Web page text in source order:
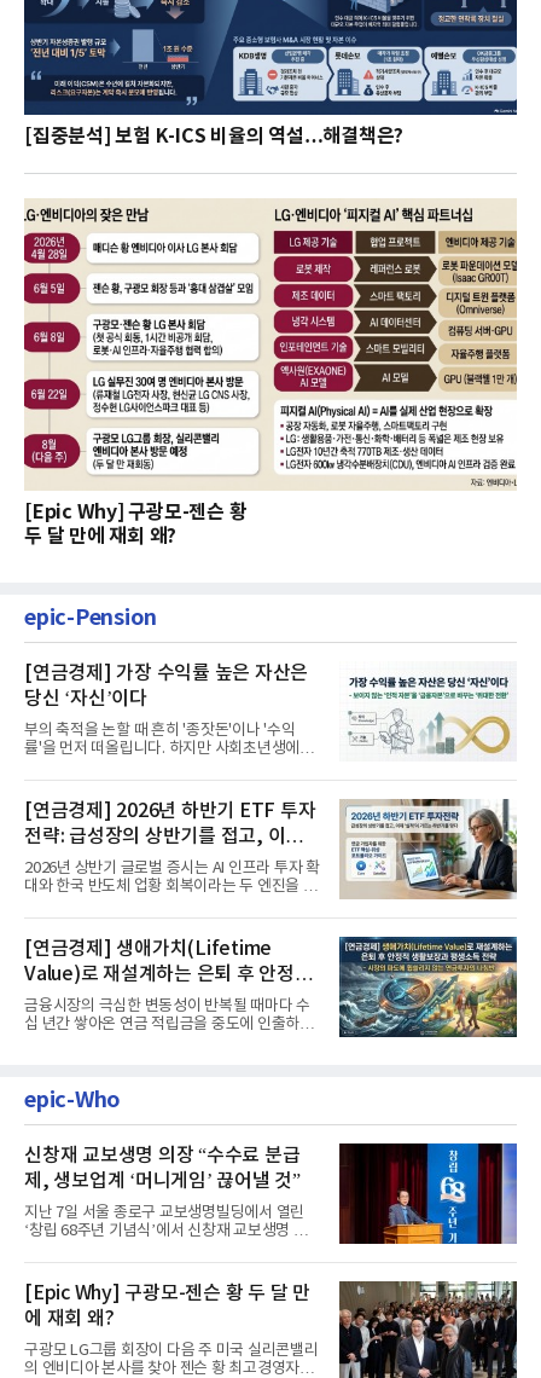
[집중분석] 보험 K-ICS 비율의 역설…해결책은?
[Epic Why] 구광모-젠슨 황
두 달 만에 재회 왜?
epic-Pension
[연금경제] 가장 수익률 높은 자산은
당신 ‘자신’이다
부의 축적을 논할 때 흔히 '종잣돈'이나 '수익
률'을 먼저 떠올립니다. 하지만 사회초년생에게
[연금경제] 2026년 하반기 ETF 투자
전략: 급성장의 상반기를 접고, 이제
'실적'이 가르는 하반기를 맞다
2026년 상반기 글로벌 증시는 AI 인프라 투자 확
대와 한국 반도체 업황 회복이라는 두 엔진을 달
[연금경제] 생애가치(Lifetime
Value)로 재설계하는 은퇴 후 안정적
생활보장과 평생소득 전략
금융시장의 극심한 변동성이 반복될 때마다 수
십 년간 쌓아온 연금 적립금을 중도에 인출하거
epic-Who
신창재 교보생명 의장 “수수료 분급
제, 생보업계 ‘머니게임’ 끊어낼 것”
지난 7일 서울 종로구 교보생명빌딩에서 열린
‘창립 68주년 기념식’에서 신창재 교보생명 대
[Epic Why] 구광모-젠슨 황 두 달 만
에 재회 왜?
구광모 LG그룹 회장이 다음 주 미국 실리콘밸리
의 엔비디아 본사를 찾아 젠슨 황 최고경영자